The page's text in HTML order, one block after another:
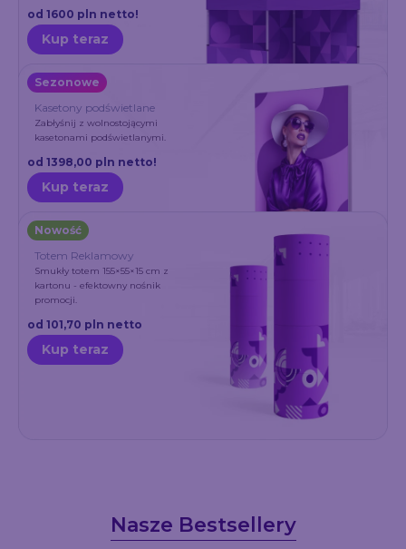
od 1600 pln netto!
Kup teraz
Sezonowe
Kasetony podświetlane
Zabłyśnij z wolnostojącymi
kasetonami podświetlanymi.
od 1398,00 pln netto!
Kup teraz
Nowość
Totem Reklamowy
Smukły totem 155×55×15 cm z
kartonu - efektowny nośnik
promocji.
od 101,70 pln netto
Kup teraz
Nasze Bestsellery